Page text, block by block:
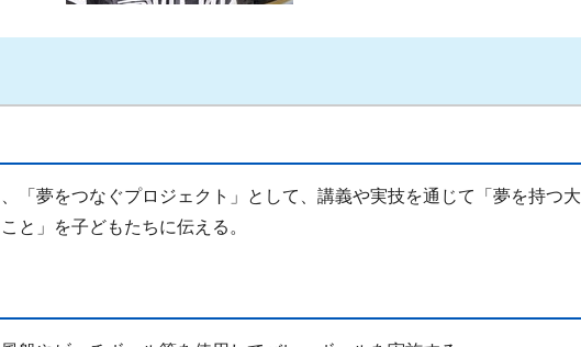
「夢をつなぐプロジェクト」として、講義や実技を通じて「夢を持つ大
と」を子どもたちに伝える。